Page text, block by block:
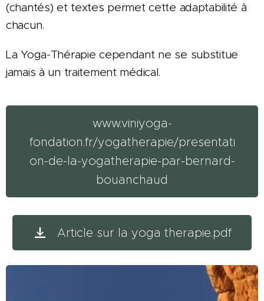
(chantés) et textes permet cette adaptabilité à
chacun.
La Yoga-Thérapie cependant ne se substitue
jamais à un traitement médical.
www.viniyoga-
fondation.fr/yogatherapie/presentati
on-de-la-yogatherapie-par-bernard-
bouanchaud
Article sur la yoga therapie.pdf